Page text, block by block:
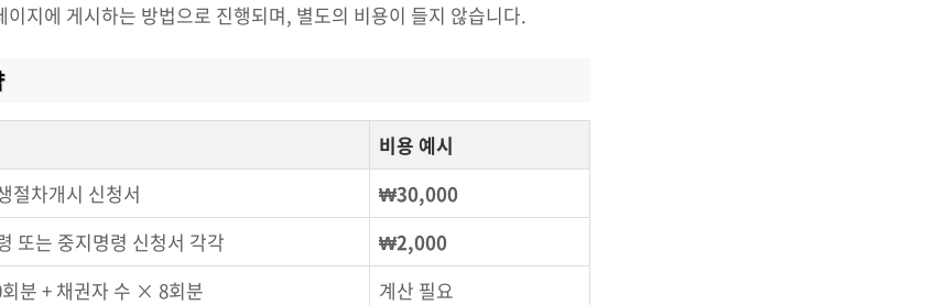
이지에 게시하는 방법으로 진행되며, 별도의 비용이 들지 않습니다.
비용 예시
절차개시 신청서
₩30,000
또는 중지명령 신청서 각각
₩2,000
분 + 채권자 수 × 8회분
계산 필요